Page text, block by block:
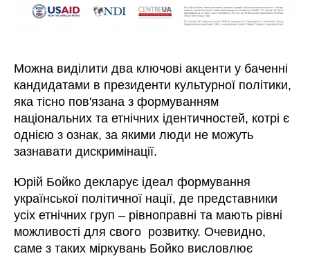
Можна виділити два ключові акценти у баченні
кандидатами в президенти культурної політики,
яка тісно пов'язана з формуванням
національних та етнічних ідентичностей, котрі є
однією з ознак, за якими люди не можуть
зазнавати дискримінації.
Юрій Бойко декларує ідеал формування
української політичної нації, де представники
усіх етнічних груп – рівноправні та мають рівні
можливості для свого розвитку. Очевидно,
саме з таких міркувань Бойко висловлює